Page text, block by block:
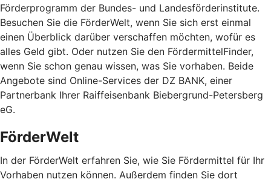
Förderprogramm der Bundes- und Landesförderinstitute.
Besuchen Sie die FörderWelt, wenn Sie sich erst einmal
einen Überblick darüber verschaffen möchten, wofür es
alles Geld gibt. Oder nutzen Sie den FördermittelFinder,
wenn Sie schon genau wissen, was Sie vorhaben. Beide
Angebote sind Online-Services der DZ BANK, einer
Partnerbank Ihrer Raiffeisenbank Biebergrund-Petersberg
eG.
FörderWelt
In der FörderWelt erfahren Sie, wie Sie Fördermittel für Ihr
Vorhaben nutzen können. Außerdem finden Sie dort